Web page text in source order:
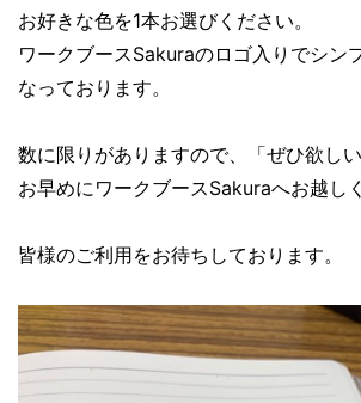
お好きな色を1本お選びください。
ワークブースSakuraのロゴ入りでシン
なっております。
数に限りがありますので、「ぜひ欲し
お早めにワークブースSakuraへお越し
皆様のご利用をお待ちしております。